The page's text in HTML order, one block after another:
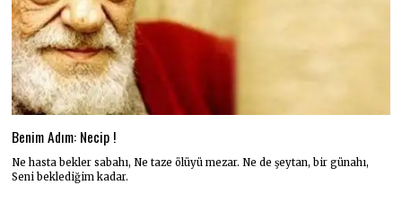
Benim Adım: Necip !
Ne hasta bekler sabahı, Ne taze ölüyü mezar. Ne de şeytan, bir günahı,
Seni beklediğim kadar.